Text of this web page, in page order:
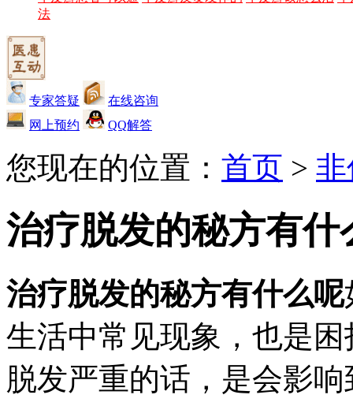
法
专家答疑
在线咨询
网上预约
QQ解答
您现在的位置： 首页 >
治疗脱发的秘方有什
治疗脱发的秘方有什么呢
生活中常见现象，也是
脱发严重的话，是会影